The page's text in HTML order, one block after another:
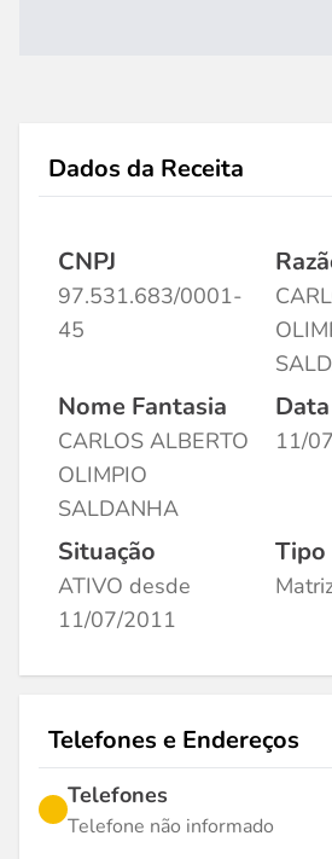
Dados da Receita
CNPJ
97.531.683/0001-
45
Nome Fantasia
CARLOS ALBERTO
OLIMPIO
SALDANHA
11/
Situação
ATIVO desde
11/07/2011
Tipo
Telefones e Endereços
Telefones
Telefone não informado